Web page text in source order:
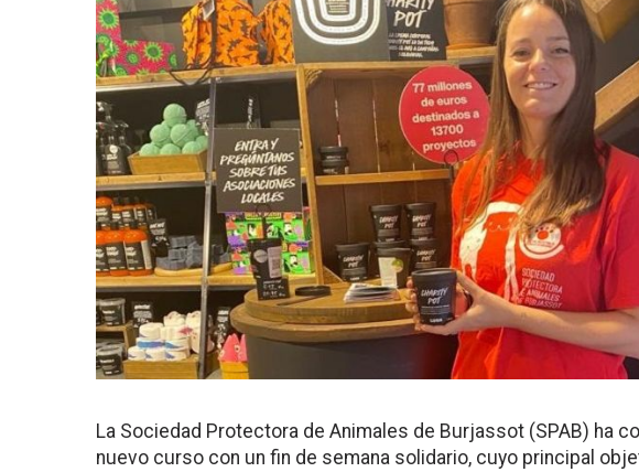
La Sociedad Protectora de Animales de Burjassot (SPAB) ha
nuevo curso con un fin de semana solidario, cuyo principal